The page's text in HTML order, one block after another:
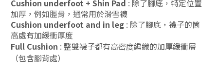
Cushion underfoot + Shin Pad : 除了腳底，特定位置
加厚，例如脛骨，通常用於滑雪襪
Cushion underfoot and in leg : 除了腳底，襪子的筒
高處有加緩衝厚度
Full Cushion : 整雙襪子都有高密度編織的加厚緩衝層
（包含腳背處）